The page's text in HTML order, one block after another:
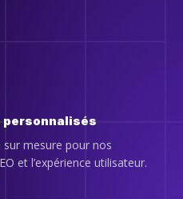
personnalisés
mesure pour nos
et l’expérience utilisateur.